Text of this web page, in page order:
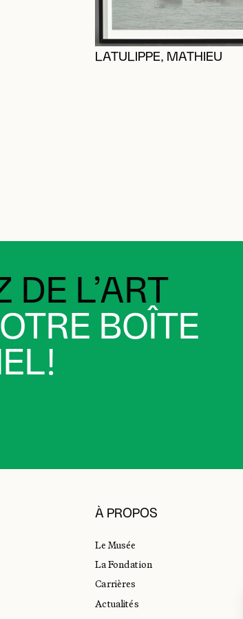
LATULIPPE, MATHIEU
DE L’ART
BOÎTE
À PROPOS
Le Musée
La Fondation
Carrières
Actualités